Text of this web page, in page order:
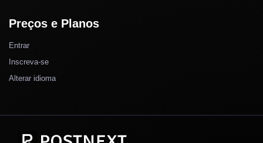
Preços e Planos
Entrar
Inscreva-se
Alterar idioma